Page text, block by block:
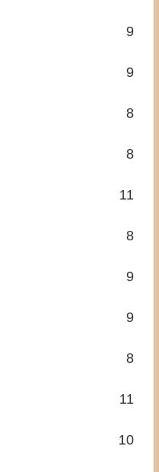
9
9
8
8
11
8
9
9
8
11
10